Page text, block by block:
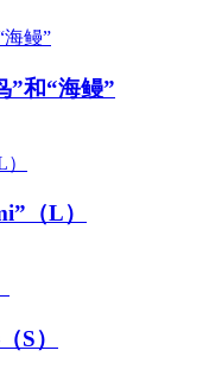
”和“海鳗”
（L）
S）